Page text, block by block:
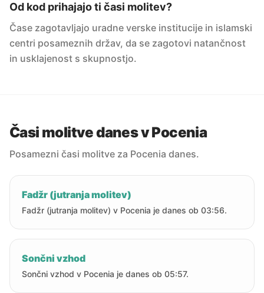
Od kod prihajajo ti časi molitev?
Čase zagotavljajo uradne verske institucije in islamski
centri posameznih držav, da se zagotovi natančnost
in usklajenost s skupnostjo.
Časi molitve danes v Pocenia
Posamezni časi molitve za Pocenia danes.
Fadžr (jutranja molitev)
Fadžr (jutranja molitev) v Pocenia je danes ob 03:56.
Sončni vzhod
Sončni vzhod v Pocenia je danes ob 05:57.